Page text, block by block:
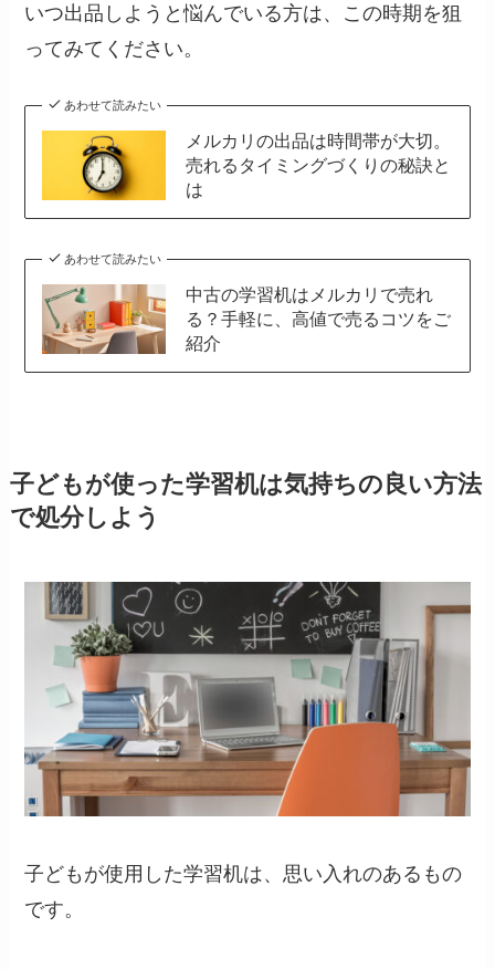
いつ出品しようと悩んでいる方は、この時期を狙
ってみてください。
あわせて読みたい
メルカリの出品は時間帯が大切。
売れるタイミングづくりの秘訣と
は
あわせて読みたい
中古の学習机はメルカリで売れ
る？手軽に、高値で売るコツをご
紹介
子どもが使った学習机は気持ちの良い方法
で処分しよう
子どもが使用した学習机は、思い入れのあるもの
です。